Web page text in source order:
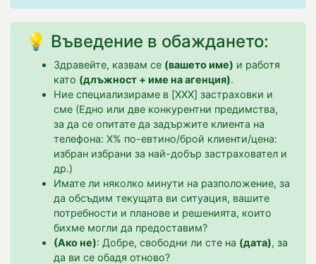
💡 Въведение в обаждането:
Здравейте, казвам се (вашето име) и работя
като (длъжност + име на агенция).
Ние специализираме в [XXX] застраховки и
сме (Едно или две конкурентни предимства,
за да се опитате да задържите клиента на
телефона: X% по-евтино/брой клиенти/цена:
избран избрани за най-добър застраховател и
др.)
Имате ли няколко минути на разположение, за
да обсъдим текущата ви ситуация, вашите
потребности и планове и решенията, които
бихме могли да предоставим?
(Ако не): Добре, свободни ли сте на (дата), за
да ви се обадя отново?